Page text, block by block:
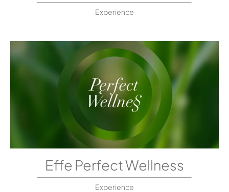
Experience
Effe Perfect Wellness
Experience